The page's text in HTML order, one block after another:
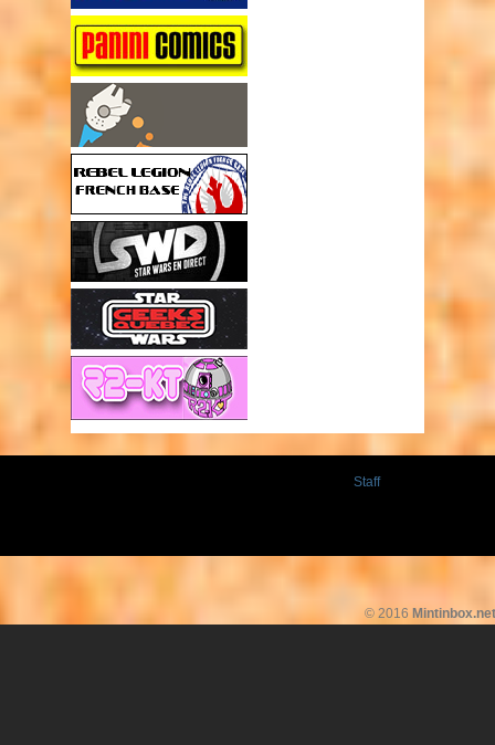
Staff
© 2016 Mintinbox.net